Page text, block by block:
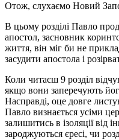
Отож, слухаємо Новий
В цьому розділі Павло
апостол, засновник
життя, він міг би не
засудити апостола і
Коли читаєш 9 розділ
якщо вони заперечують
Насправді, оце довге
Павло визнається усіми
залишитись в ізоляції від
зароджуються єресі, чи